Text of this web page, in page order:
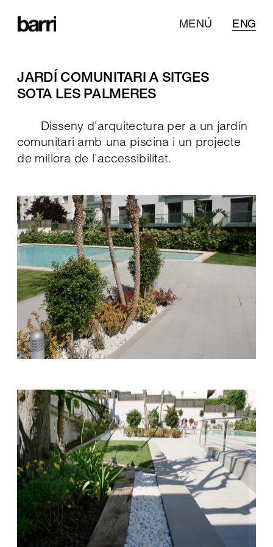
ENG
MENÚ
JARDÍ COMUNITARI A SITGES
SOTA LES PALMERES
Disseny d’arquitectura per a un jardín
comunitari amb una piscina i un projecte
de millora de l’accessibilitat.